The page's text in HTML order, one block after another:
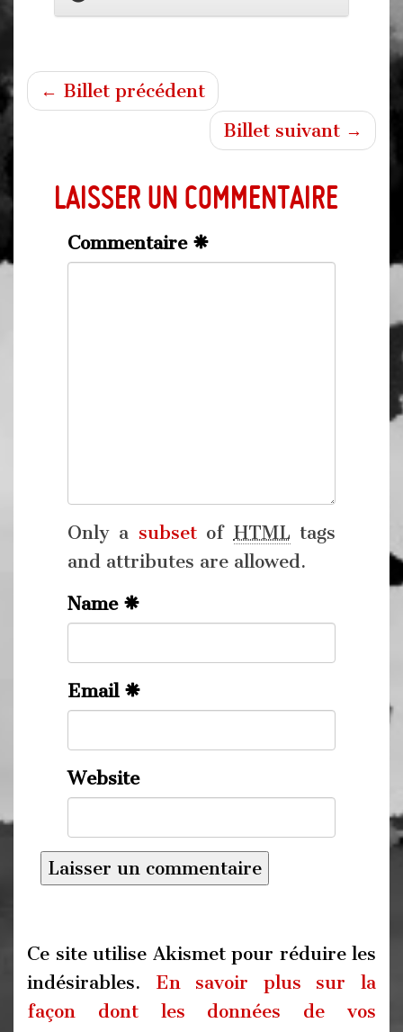
← Billet précédent
Billet suivant →
Laisser un commentaire
Commentaire
Only a subsetof HTML tags
and attributes are allowed.
Name
Email
Website
Ce site utilise Akismet pour réduire les
indésirables. En savoir plus sur la
façon dont les données de vos